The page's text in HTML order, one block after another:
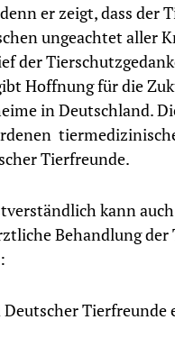
er zeigt, dass der
ungeachtet aller
der
Hoffnung für die
in Deutschland.
Tierfreunde.
kann
Behandlung der
Deutscher Tierfreunde